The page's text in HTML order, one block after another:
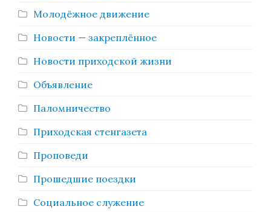
Молодёжное движение
Новости — закреплённое
Новости приходской жизни
Объявление
Паломничество
Приходская стенгазета
Проповеди
Прошедшие поездки
Социальное служение